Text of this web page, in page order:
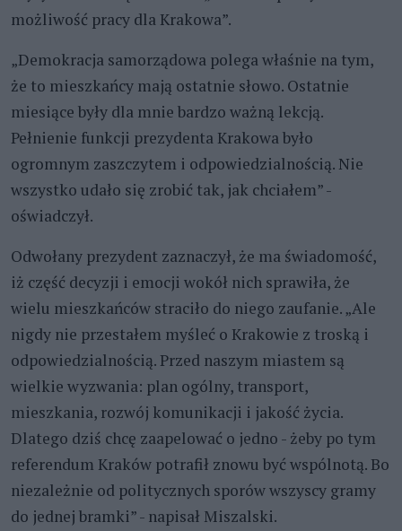
możliwość pracy dla Krakowa”.
„Demokracja samorządowa polega właśnie na tym,
że to mieszkańcy mają ostatnie słowo. Ostatnie
miesiące były dla mnie bardzo ważną lekcją.
Pełnienie funkcji prezydenta Krakowa było
ogromnym zaszczytem i odpowiedzialnością. Nie
wszystko udało się zrobić tak, jak chciałem” -
oświadczył.
Odwołany prezydent zaznaczył, że ma świadomość,
iż część decyzji i emocji wokół nich sprawiła, że
wielu mieszkańców straciło do niego zaufanie. „Ale
nigdy nie przestałem myśleć o Krakowie z troską i
odpowiedzialnością. Przed naszym miastem są
wielkie wyzwania: plan ogólny, transport,
mieszkania, rozwój komunikacji i jakość życia.
Dlatego dziś chcę zaapelować o jedno - żeby po tym
referendum Kraków potrafił znowu być wspólnotą. Bo
niezależnie od politycznych sporów wszyscy gramy
do jednej bramki” - napisał Miszalski.